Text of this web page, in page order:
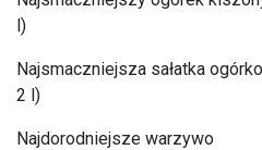
l)
Najsmaczniejsza sałatka og
2 l)
Najdorodniejsze warzywo